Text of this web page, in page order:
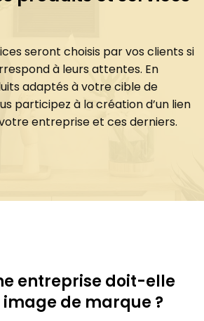
seront choisis par vos clients si
à leurs attentes. En
adaptés à votre cible de
participez à la création d’un lien
entreprise et ces derniers.
entreprise doit-elle
image de marque ?